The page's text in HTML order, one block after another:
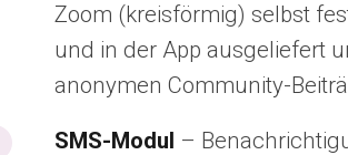
Zoom (kreisförmig) selbst
und in der App ausgeliefert
anonymen Community-
SMS-Modul –